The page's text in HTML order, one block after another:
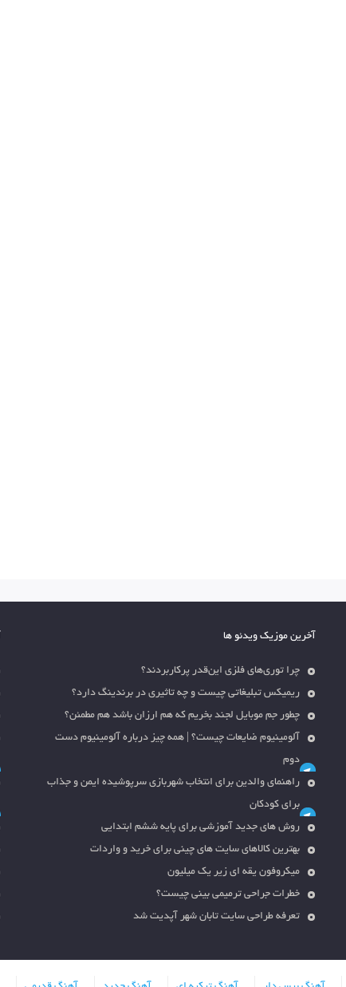
آخرین موزیک ویدئو ها
چرا توری‌های فلزی این‌قدر پرکاربردند؟
ریمیکس تبلیغاتی چیست و چه تاثیری در برندینگ دارد؟
چطور جم موبایل لجند بخریم که هم ارزان باشد هم مطمئن؟
آلومینیوم ضایعات چیست؟ | همه چیز درباره آلومینیوم دست
دوم
راهنمای والدین برای انتخاب شهربازی سرپوشیده ایمن و جذاب
برای کودکان
روش های جدید آموزشی برای پایه ششم ابتدایی
بهترین کالاهای سایت های چینی برای خرید و واردات
میکروفون یقه ای زیر یک میلیون
خطرات جراحی ترمیمی بینی چیست؟
تعرفه طراحی سایت تابان شهر آپدیت شد